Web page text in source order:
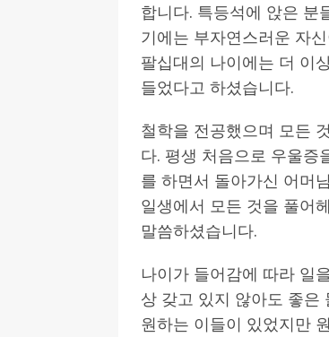
합니다. 특등석에 앉은 분
기에는 부자연스러운 자
팔십대의 나이에는 더 이
들었다고 하셨습니다.
철학을 전공했으며 모든
다. 평생 처음으로 우울증
를 하면서 돌아가신 어머
일생에서 모든 것을 풀어
말씀하셨습니다.
나이가 들어감에 따라 일
상 갖고 있지 않아도 좋은
원하는 이들이 있었지만